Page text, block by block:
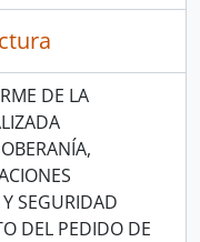
DE LA
SEGURIDAD
DEL PEDIDO DE